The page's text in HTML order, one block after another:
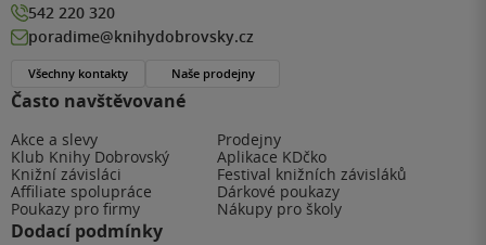
Často navštěvované
Akce a slevy
Prodejny
Klub Knihy Dobrovský
Aplikace KDčko
Knižní závisláci
Festival knižních závisláků
Affiliate spolupráce
Dárkové poukazy
Poukazy pro firmy
Nákupy pro školy
Dodací podmínky
542 220 320
poradime@knihydobrovsky.cz
Všechny kontakty Naše prodejny